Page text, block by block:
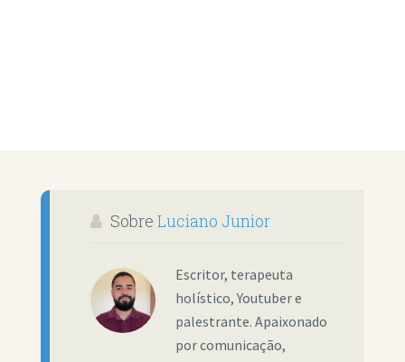
Sobre Luciano Junior
Escritor, terapeuta
holístico, Youtuber e
palestrante. Apaixonado
por comunicação,